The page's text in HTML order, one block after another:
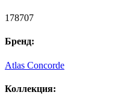
178707
Бренд:
Atlas Concorde
Коллекция: